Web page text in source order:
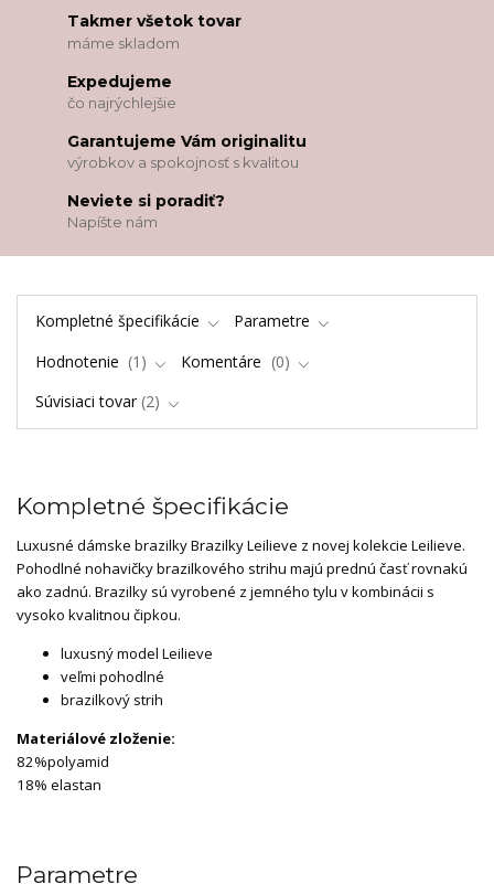
Takmer všetok tovar
máme skladom
Expedujeme
čo najrýchlejšie
Garantujeme Vám originalitu
výrobkov a spokojnosť s kvalitou
Neviete si poradiť?
Napíšte nám
Kompletné špecifikácie
Parametre
Hodnotenie
1 Komentáre
0
Súvisiaci tovar 2
Kompletné špecifikácie
Luxusné dámske brazilky Brazilky Leilieve z novej kolekcie Leilieve.
Pohodlné nohavičky brazilkového strihu majú prednú časť rovnakú
ako zadnú. Brazilky sú vyrobené z jemného tylu v kombinácii s
vysoko kvalitnou čipkou.
luxusný model Leilieve
veľmi pohodlné
brazilkový strih
Materiálové zloženie:
82%polyamid
18% elastan
Parametre